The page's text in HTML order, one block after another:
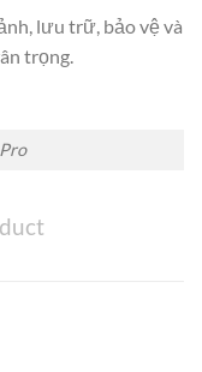
lưu trữ, bảo vệ và
trọng.